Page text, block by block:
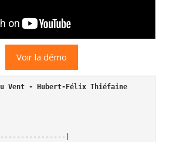
Voir la démo
Vent - Hubert-Félix Thiéfaine
|